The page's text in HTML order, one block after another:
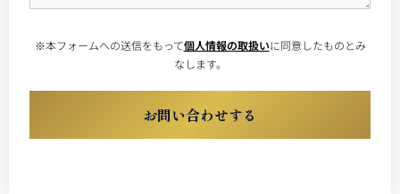
※本フォームへの送信をもって個人情報の取扱いに同意したものとみ
なします。